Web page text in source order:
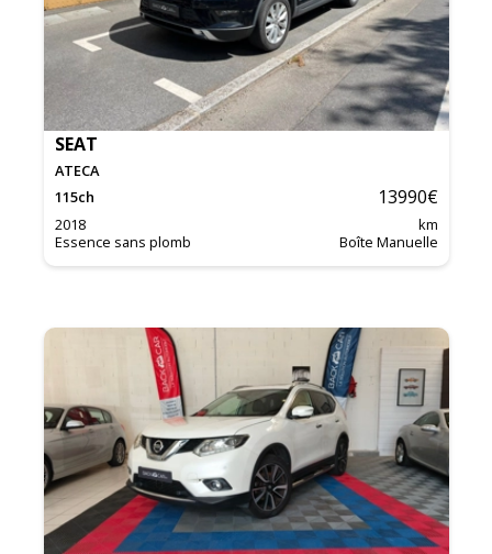
SEAT
ATECA
115ch 13990€
2018
km
Essence sans plomb
Boîte Manuelle